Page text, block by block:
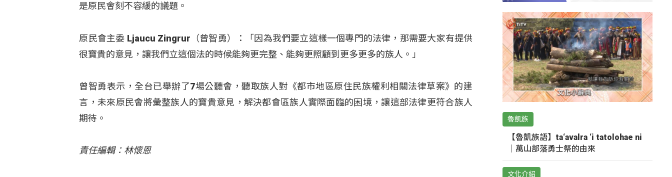
是原民會刻不容緩的議題。
原民會主委 Ljaucu Zingrur（曾智勇）：「因為我們要立這樣一個專門的法律，那需要大家有提供
很寶貴的意見，讓我們立這個法的時候能夠更完整、能夠更照顧到更多更多的族人。」
曾智勇表示，全台已舉辦了7場公聽會，聽取族人對《都市地區原住民族權利相關法律草案》的建
言，未來原民會將彙整族人的寶貴意見，解決都會區族人實際面臨的困境，讓這部法律更符合族人
期待。
責任編輯：林懷恩
魯凱族
【魯凱族語】ta‘avalra ‘i tatolohae ni
｜萬山部落勇士祭的由來
文化介紹